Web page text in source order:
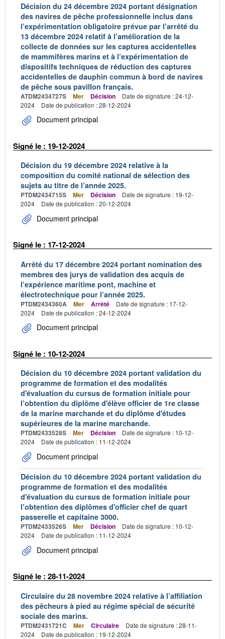
Décision du 24 décembre 2024 portant désignation
des navires de pêche professionnelle inclus dans
l’expérimentation obligatoire prévue par l’arrêté du
13 décembre 2024 relatif à l’amélioration de la
collecte de données sur les captures accidentelles
de mammifères marins et à l’expérimentation de
dispositifs techniques de réduction des captures
accidentelles de dauphin commun à bord de navires
de pêche sous pavillon français.
ATDM2434727S Mer Décision
Date de signature : 24-12-
2024
Date de publication : 28-12-2024
Document principal
Signé le : 19-12-2024
Décision du 19 décembre 2024 relative à la
composition du comité national de sélection des
sujets au titre de l’année 2025.
PTDM2434715S Mer Décision
Date de signature : 19-12-
2024
Date de publication : 20-12-2024
Document principal
Signé le : 17-12-2024
Arrêté du 17 décembre 2024 portant nomination des
membres des jurys de validation des acquis de
l’expérience maritime pont, machine et
électrotechnique pour l’année 2025.
PTDM2434360A Mer Arrêté
Date de signature : 17-12-
2024
Date de publication : 24-12-2024
Document principal
Signé le : 10-12-2024
Décision du 10 décembre 2024 portant validation du
programme de formation et des modalités
d'évaluation du cursus de formation initiale pour
l’obtention du diplôme d'élève officier de 1re classe
de la marine marchande et du diplôme d'études
supérieures de la marine marchande.
PTDM2433528S Mer Décision
Date de signature : 10-12-
2024
Date de publication : 11-12-2024
Document principal
Décision du 10 décembre 2024 portant validation du
programme de formation et des modalités
d'évaluation du cursus de formation initiale pour
l’obtention des diplômes d'officier chef de quart
passerelle et capitaine 3000.
PTDM2433526S Mer Décision
Date de signature : 10-12-
2024
Date de publication : 11-12-2024
Document principal
Signé le : 28-11-2024
Circulaire du 28 novembre 2024 relative à l’affiliation
des pêcheurs à pied au régime spécial de sécurité
sociale des marins.
PTDM2431721C Mer Circulaire
Date de signature : 28-11-
2024
Date de publication : 19-12-2024